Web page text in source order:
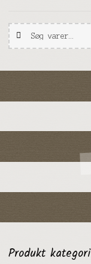
Søg
efter:
Søg
Produkt kategori